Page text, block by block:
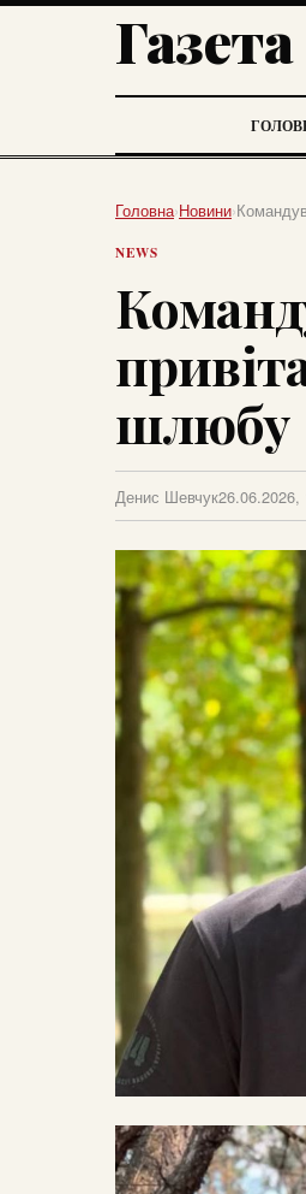
Газета
Головна›Новини›
NEWS
шлюбу
Денис Шевчук26.06.2026,